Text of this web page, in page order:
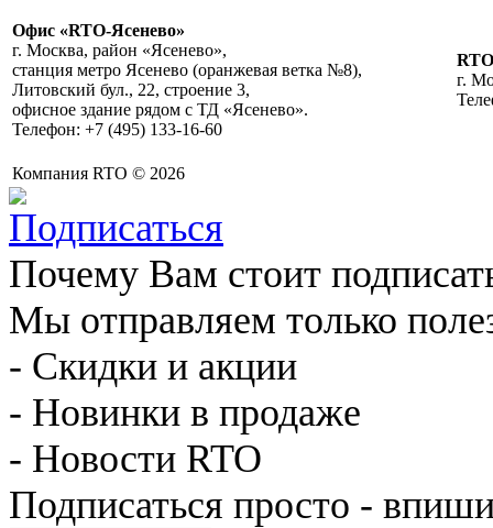
Офис «RTO-Ясенево»
г. Москва, район «Ясенево»,
станция метро Ясенево (оранжевая ветка №8),
Литовский бул., 22, строение 3,
офисное здание рядом с ТД «Ясенево».
Телефон: +7 (495) 133-16-60
г.
Компания RTO © 2026
Почему Вам стоит
Мы отправляем только
- Скидки и акции
- Новинки в продаже
- Новости RTO
Подписаться просто -